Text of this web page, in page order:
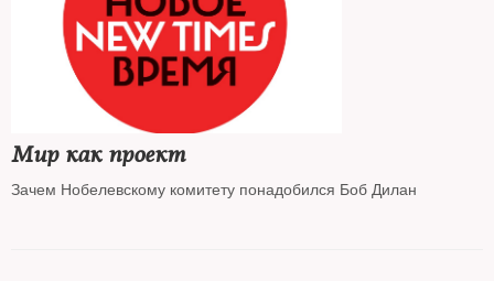
Мир как проект
Зачем Нобелевскому комитету понадобился Боб Дилан